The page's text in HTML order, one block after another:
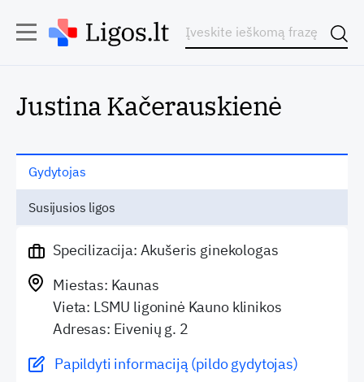
Justina Kačerauskienė
Gydytojas
Susijusios ligos
Specilizacija: Akušeris ginekologas
Miestas: Kaunas
Vieta: LSMU ligoninė Kauno klinikos
Adresas: Eivenių g. 2
Papildyti informaciją (pildo gydytojas)